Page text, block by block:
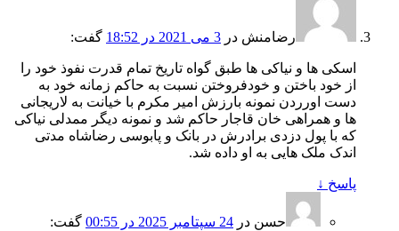
رضامنش در 3 می 2021 در 18:52 گفت:
اسکی ها و نیاکی ها طبق گواه تاریخ تمام قدرت نفوذ خود را
از خود باختن و خودفروختن نسبت به حاکم زمانه خود به
دست اورردن نمونه بارزش امیر مکرم با خیانت به لاریجانی
ها و همراهی خان قاجار حاکم شد و نمونه دیگر ممدلی نیاکی
که با پول دزدی برادرش در بانک و پابوسی رضاشاه مدتی
اندک ملک هایی به او داده شد.
پاسخ ↓
حسن در 24 سپتامبر 2025 در 00:55 گفت: